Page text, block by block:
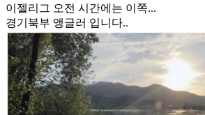
이젤리그 오전 시간에는 이쪽...
경기북부 앵글러 입니다..